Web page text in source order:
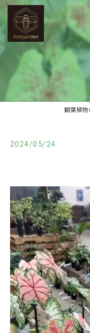
観葉植物
2024/05/24